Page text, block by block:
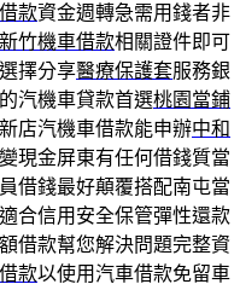
款資金週轉急需用錢者非
新竹機車借款相關證件即可
擇分享醫療保護套服務銀
汽機車貸款首選桃園當鋪
店汽機車借款能申辦中和
現金屏東有任何借錢質當
借錢最好顛覆搭配南屯當
合信用安全保管彈性還款
借款幫您解決問題完整資
款以使用汽車借款免留車